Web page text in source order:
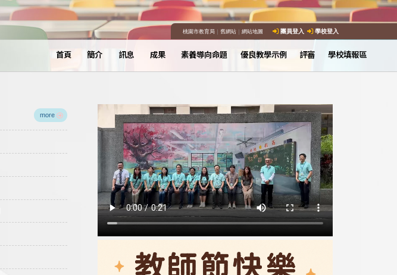
桃園市教育局｜ 舊網站｜ 網站地圖 團員登入 學校登入
首頁 簡介 訊息 成果 素養導向命題 優良教學示例 評審 學校填報區
more